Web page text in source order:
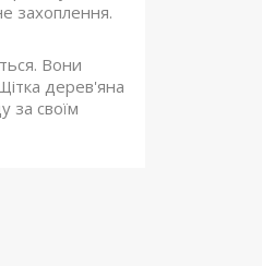
захоплення.
Вони
дерев'яна
за своїм